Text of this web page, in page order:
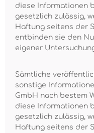
diese Informationen
gesetzlich zulässig,
Haftung seitens der
entbinden sie den
eigener
Sämtliche
sonstige
GmbH nach bestem
diese Informationen
gesetzlich zulässig,
Haftung seitens der